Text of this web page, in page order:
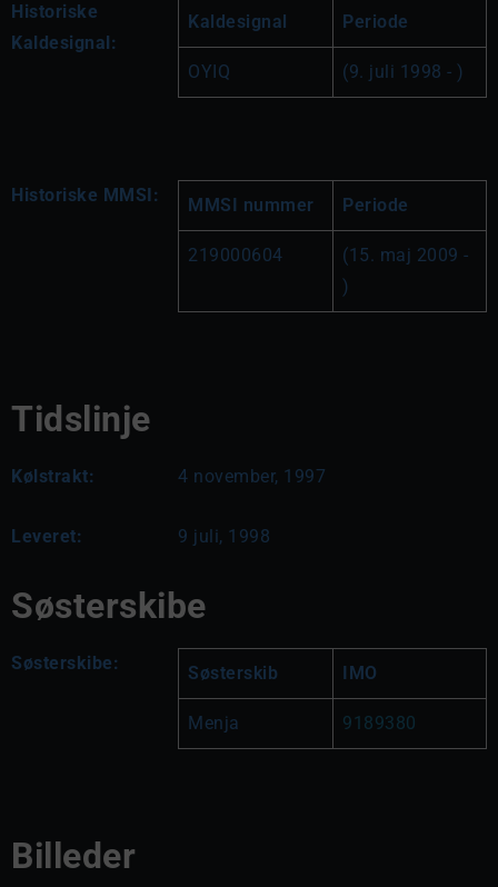
Historiske
Kaldesignal:
Kaldesignal Periode
OYIQ (9. juli 1998 - )
Historiske MMSI: MMSI nummer Periode
219000604
(15. maj 2009 -
)
Tidslinje
Kølstrakt: 4 november, 1997
Leveret: 9 juli, 1998
Søsterskibe
Søsterskibe: Søsterskib IMO
Menja 9189380
Billeder